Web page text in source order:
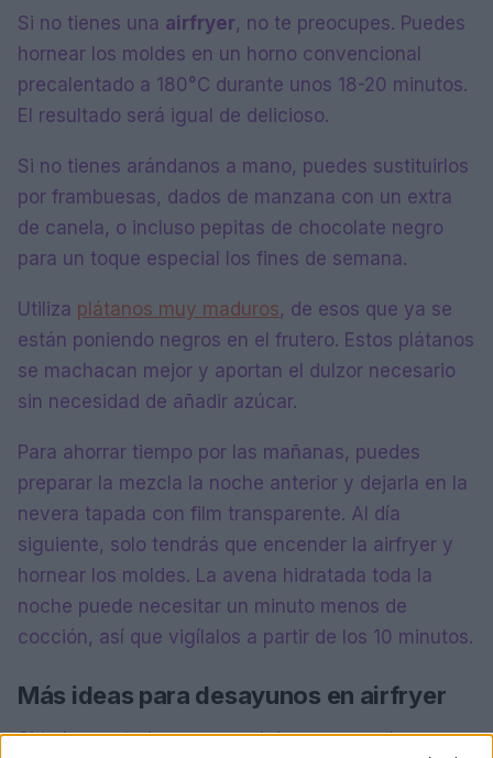
Si no tienes una airfryer, no te preocupes. Puedes
hornear los moldes en un horno convencional
precalentado a 180°C durante unos 18-20 minutos.
El resultado será igual de delicioso.
Si no tienes arándanos a mano, puedes sustituirlos
por frambuesas, dados de manzana con un extra
de canela, o incluso pepitas de chocolate negro
para un toque especial los fines de semana.
Utiliza plátanos muy maduros, de esos que ya se
están poniendo negros en el frutero. Estos plátanos
se machacan mejor y aportan el dulzor necesario
sin necesidad de añadir azúcar.
Para ahorrar tiempo por las mañanas, puedes
preparar la mezcla la noche anterior y dejarla en la
nevera tapada con film transparente. Al día
siguiente, solo tendrás que encender la airfryer y
hornear los moldes. La avena hidratada toda la
noche puede necesitar un minuto menos de
cocción, así que vigílalos a partir de los 10 minutos.
Más ideas para desayunos en airfryer
Si te ha gustado preparar el desayuno en la